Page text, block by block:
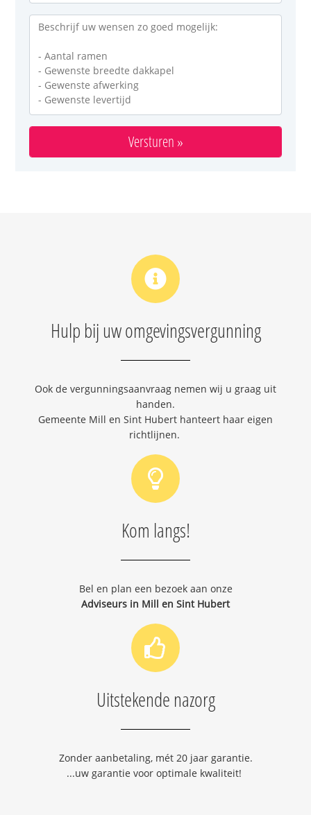
Hulp bij uw omgevingsvergunning
Ook de vergunningsaanvraag nemen wij u graag uit
handen.
Gemeente Mill en Sint Hubert hanteert haar eigen
richtlijnen.
Kom langs!
Bel en plan een bezoek aan onze
Adviseurs in Mill en Sint Hubert
Uitstekende nazorg
Zonder aanbetaling, mét 20 jaar garantie.
...uw garantie voor optimale kwaliteit!